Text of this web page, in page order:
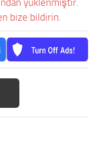
bize bildirin.